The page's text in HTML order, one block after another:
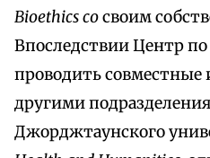
Bioethics сосвоим
Впоследствии Центр по
проводить совместные
другими
Джорджтаунского